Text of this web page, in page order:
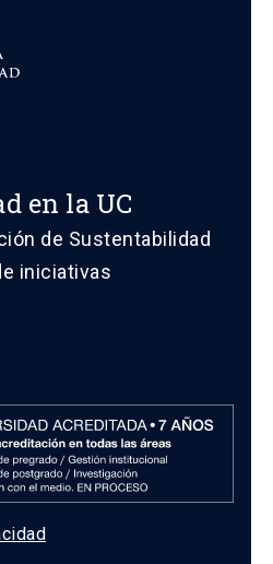
en la UC
de Sustentabilidad
iniciativas